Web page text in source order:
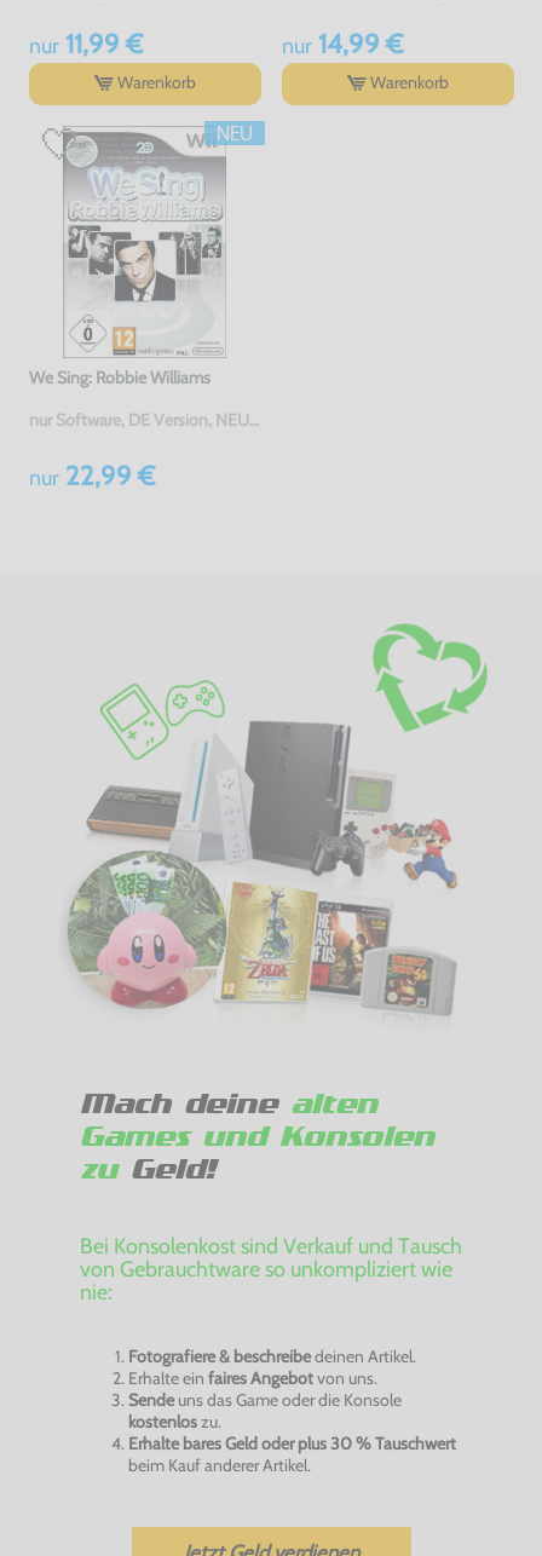
nur11,99 €
Warenkorb
nur14,99 €
Warenkorb
We Sing: Robbie Williams
nur Software, DE Version, NEU & OVP
nur22,99 €
Mach deine alten
Games und Konsolen
zuGeld!
Bei Konsolenkost sind Verkauf und Tausch
von Gebrauchtware so unkompliziert wie
nie:
Fotografiere & beschreibedeinen Artikel.
Erhalte ein faires Angebotvon uns.
Sendeuns das Game oder die Konsole
kostenloszu.
Erhalte bares Geld oder plus 30 % Tauschwert
beim Kauf anderer Artikel.